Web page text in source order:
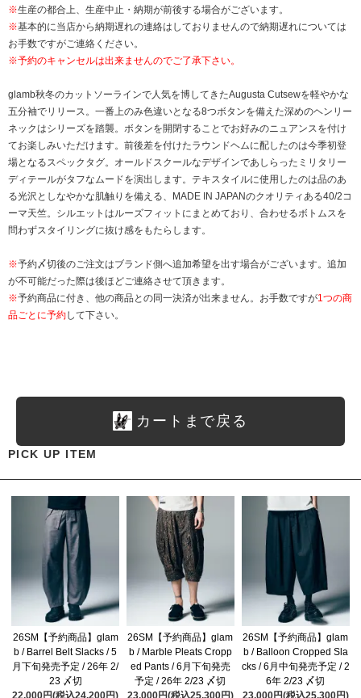
※生産の都合上、生産中止・納期が前後する場合がございます。
※基本的に当店から納期遅れの連絡はしておりませんので納期遅れについては
お手数ですがご連絡ください。
※予約のキャンセルは出来ませんのでご了承下さい。
glamb秋冬のカットソーラインで人気を博してきたAugusta Cutsewを軽やかな
五分袖でリリース。一番上のみ色違いとなる8つボタンを備えた深めのヘンリー
ネックはシリーズを踏襲。ボタンを開閉することでお好みのニュアンスを付け
てお楽しみいただけます。前後差を付けたラウンドヘムに配したのは今季初登
場となるスペックタグ。オールドスクールなデザインであしらったミリタリー
ディテールがタフなムードを演出します。テキスタイルに使用したのは品のあ
る光沢としなやかな肌触りを備える、MADE IN JAPANのクオリティある40/2コ
ーマ天竺。シルエットはルーズフィットにまとめており、合わせるボトムスを
問わずスタイリングに抜け感をもたらします。
※予約〆切後のご注文はブランド側へ追加希望を出す場合がございます。追加
が不可能だった際は後ほどご連絡させて頂きます。
※予約商品に付き、他の商品との同一決済が出来ません。お手数ですが1つの商
品ごとに予約して下さい。
カートまで戻る
PICK UP ITEM
26SM【予約商品】glam
b / Barrel Belt Slacks / 5
月下旬発売予定 / 26年 2/
23 〆切
22,000円(税込24,200円)
26SM【予約商品】glam
b / Marble Pleats Cropp
ed Pants / 6月下旬発売
予定 / 26年 2/23 〆切
23,000円(税込25,300円)
26SM【予約商品】glam
b / Balloon Cropped Sla
cks / 6月中旬発売予定 / 2
6年 2/23 〆切
23,000円(税込25,300円)